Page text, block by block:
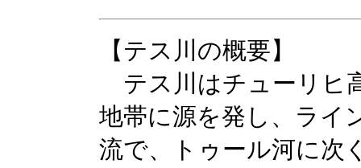
【テス川の概要】
テス川はチューリヒ
地帯に源を発し、ライ
流で、トゥール河に次